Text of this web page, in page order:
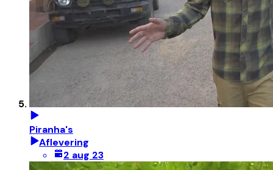
Piranha's
Aflevering
2 aug 23